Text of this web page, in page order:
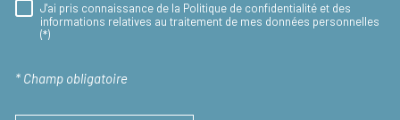
RÈGLEMENTATION
J'ai pris connaissance de la Politique de confidentialité et des
informations relatives au traitement de mes données personnelles
(*)
* Champ obligatoire